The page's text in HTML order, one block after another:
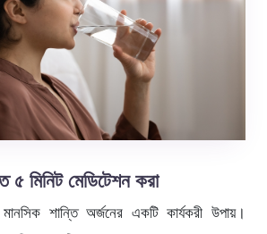
মিনিট মেডিটেশন করা
মানসিক শান্তি অর্জনের একটি কার্যকরী উপায়।